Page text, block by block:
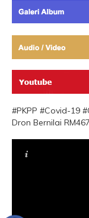
#PKPP #Covid-19
Dron Bernilai